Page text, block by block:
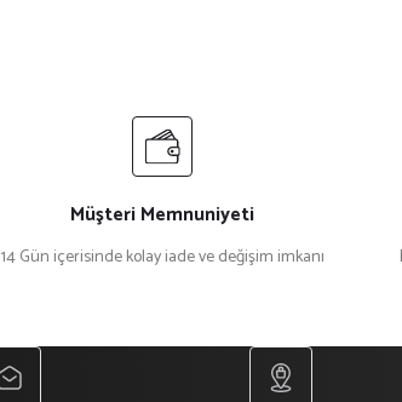
Müşteri Memnuniyeti
14 Gün içerisinde kolay iade ve değişim imkanı